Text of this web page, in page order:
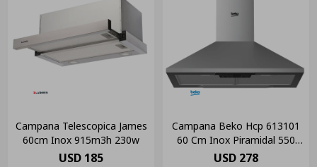
Campana Telescopica James
60cm Inox 915m3h 230w
USD 185
Campana Beko Hcp 613101
60 Cm Inox Piramidal 550
M3/h
USD 278